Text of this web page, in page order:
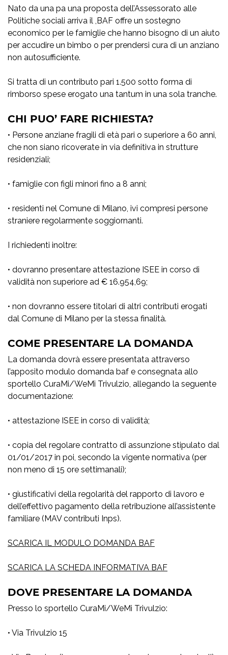
Nato da una pa una proposta dell’Assessorato alle
Politiche sociali arriva il ,BAF offre un sostegno
economico per le famiglie che hanno bisogno di un aiuto
per accudire un bimbo o per prendersi cura di un anziano
non autosufficiente.
Si tratta di un contributo pari 1.500 sotto forma di
rimborso spese erogato una tantum in una sola tranche.
CHI PUO’ FARE RICHIESTA?
• Persone anziane fragili di età pari o superiore a 60 anni,
che non siano ricoverate in via definitiva in strutture
residenziali;
• famiglie con figli minori fino a 8 anni;
• residenti nel Comune di Milano, ivi compresi persone
straniere regolarmente soggiornanti.
I richiedenti inoltre:
• dovranno presentare attestazione ISEE in corso di
validità non superiore ad € 16.954,69;
• non dovranno essere titolari di altri contributi erogati
dal Comune di Milano per la stessa finalità.
COME PRESENTARE LA DOMANDA
La domanda dovrà essere presentata attraverso
l’apposito modulo domanda baf e consegnata allo
sportello CuraMi/WeMi Trivulzio, allegando la seguente
documentazione:
• attestazione ISEE in corso di validità;
• copia del regolare contratto di assunzione stipulato dal
01/01/2017 in poi, secondo la vigente normativa (per
non meno di 15 ore settimanali);
• giustificativi della regolarità del rapporto di lavoro e
dell’effettivo pagamento della retribuzione all’assistente
familiare (MAV contributi Inps).
SCARICA IL MODULO DOMANDA BAF
SCARICA LA SCHEDA INFORMATIVA BAF
DOVE PRESENTARE LA DOMANDA
Presso lo sportello CuraMi/WeMi Trivulzio:
• Via Trivulzio 15